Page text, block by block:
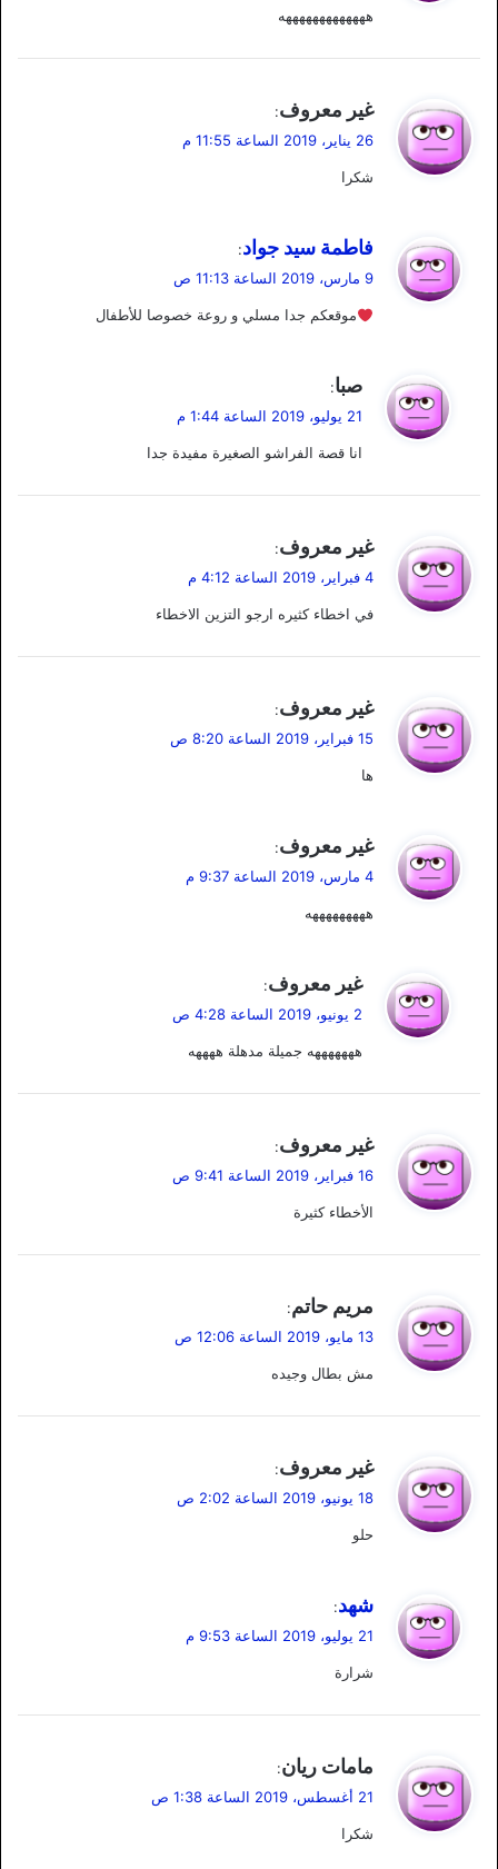
ل
هههههههههههههه
ي
ق
ل
غير معروف:
26 يناير، 2019 الساعة 11:55 م
شكرا
ي
ق
ل
فاطمة سيد جواد:
9 مارس، 2019 الساعة 11:13 ص
موقعكم جدا مسلي و روعة خصوصا للأطفال
ي
ق
ل
صبا:
21 يوليو، 2019 الساعة 1:44 م
انا قصة الفراشو الصغيرة مفيدة جدا
ي
ق
ل
غير معروف:
4 فبراير، 2019 الساعة 4:12 م
في اخطاء كثيره ارجو التزين الاخطاء
ي
ق
ل
غير معروف:
15 فبراير، 2019 الساعة 8:20 ص
ها
ي
ق
ل
غير معروف:
4 مارس، 2019 الساعة 9:37 م
هههههههههه
ي
ق
ل
غير معروف:
2 يونيو، 2019 الساعة 4:28 ص
هههههههه جميلة مدهلة ههههه
ي
ق
ل
غير معروف:
16 فبراير، 2019 الساعة 9:41 ص
الأخطاء كثيرة
ق
ل
مريم حاتم:
13 مايو، 2019 الساعة 12:06 ص
مش بطال وجيده
ي
ق
ل
غير معروف:
18 يونيو، 2019 الساعة 2:02 ص
حلو
ي
ق
ل
شهد:
21 يوليو، 2019 الساعة 9:53 م
شرارة
ق
ل
مامات ريان:
21 أغسطس، 2019 الساعة 1:38 ص
شكرا